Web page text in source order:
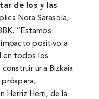
de los y las
Nora Sarasola,
“Estamos
positivo a
en todos los
una Bizkaia
próspera,
Herriz Herri, de la